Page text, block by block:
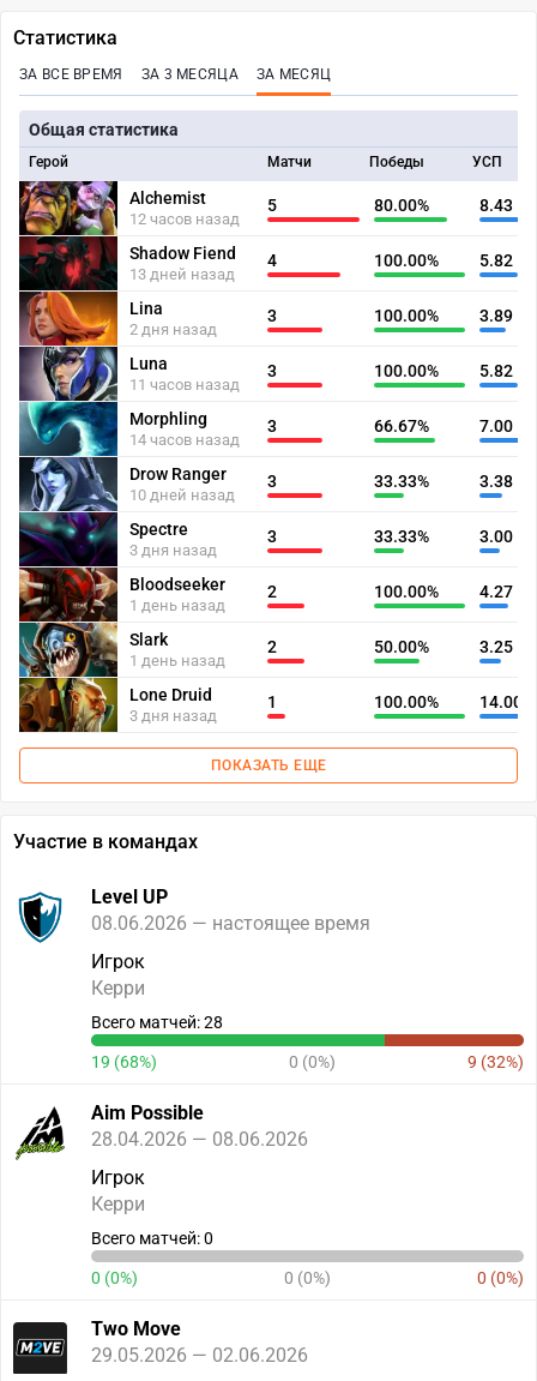
Статистика
ЗА ВСЕ ВРЕМЯ ЗА 3 МЕСЯЦА ЗА МЕСЯЦ
Общая статистика
Герой Матчи Победы УСП
Alchemist
12 часов назад
5 80.00% 8.43
Shadow Fiend
13 дней назад
4 100.00% 5.82
Lina
2 дня назад
3 100.00% 3.89
Luna
11 часов назад
3 100.00% 5.82
Morphling
14 часов назад
3 66.67% 7.00
Drow Ranger
10 дней назад
3 33.33% 3.38
Spectre
3 дня назад
3 33.33% 3.00
Bloodseeker
1 день назад
2 100.00% 4.27
Slark
1 день назад
2 50.00% 3.25
Lone Druid
3 дня назад
1 100.00% 14.00
ПОКАЗАТЬ ЕЩЕ
Участие в командах
Level UP
08.06.2026 — настоящее время
Игрок
Керри
Всего матчей: 28
19 (68%) 0 (0%) 9 (32%)
Aim Possible
28.04.2026 — 08.06.2026
Игрок
Керри
Всего матчей: 0
0 (0%) 0 (0%) 0 (0%)
Two Move
29.05.2026 — 02.06.2026